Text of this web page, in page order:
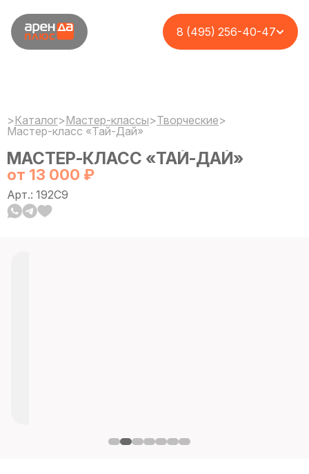
8 (495) 256-40-47
>Каталог>Мастер-классы>Творческие>
Мастер-класс «Тай-Дай»
МАСТЕР-КЛАСС «ТАЙ-ДАЙ»
от 13 000 ₽
Арт.: 192C9